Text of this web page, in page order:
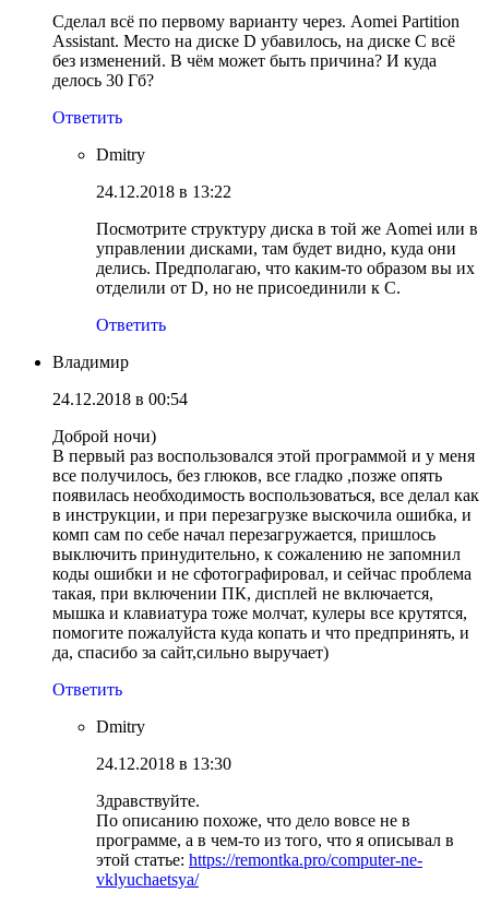
Сделал всё по первому варианту через. Aomei Partition
Assistant. Место на диске D убавилось, на диске С всё
без изменений. В чём может быть причина? И куда
делось 30 Гб?
Ответить
Dmitry
24.12.2018 в 13:22
Посмотрите структуру диска в той же Aomei или в
управлении дисками, там будет видно, куда они
делись. Предполагаю, что каким-то образом вы их
отделили от D, но не присоединили к C.
Ответить
Владимир
24.12.2018 в 00:54
Доброй ночи)
В первый раз воспользовался этой программой и у меня
все получилось, без глюков, все гладко ,позже опять
появилась необходимость воспользоваться, все делал как
в инструкции, и при перезагрузке выскочила ошибка, и
комп сам по себе начал перезагружается, пришлось
выключить принудительно, к сожалению не запомнил
коды ошибки и не сфотографировал, и сейчас проблема
такая, при включении ПК, дисплей не включается,
мышка и клавиатура тоже молчат, кулеры все крутятся,
помогите пожалуйста куда копать и что предпринять, и
да, спасибо за сайт,сильно выручает)
Ответить
Dmitry
24.12.2018 в 13:30
Здравствуйте.
По описанию похоже, что дело вовсе не в
программе, а в чем-то из того, что я описывал в
этой статье: https://remontka.pro/computer-ne-
vklyuchaetsya/